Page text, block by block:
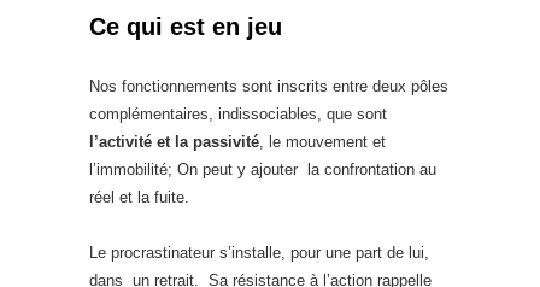
Ce qui est en jeu
Nos fonctionnements sont inscrits entre deux pôles
complémentaires, indissociables, que sont
l’activité et la passivité, le mouvement et
l’immobilité; On peut y ajouter la confrontation au
réel et la fuite.
Le procrastinateur s’installe, pour une part de lui,
dans un retrait. Sa résistance à l’action rappelle